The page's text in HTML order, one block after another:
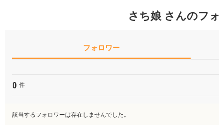
さち娘 さんのフ
フォロワー
0 件
該当するフォロワーは存在しませんでした。